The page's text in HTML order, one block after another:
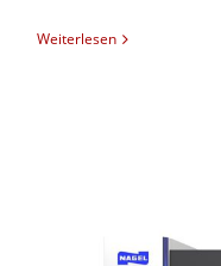
Weiterlesen